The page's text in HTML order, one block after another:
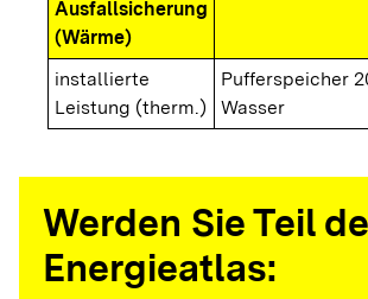
Ausfallsicherung
(Wärme)
installierte
Leistung (therm.)
Pufferspeicher
Wasser
Werden Sie Teil
Energieatlas: